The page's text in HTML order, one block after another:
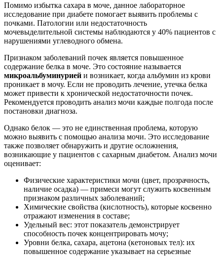
Помимо избытка сахара в моче, данное лабораторное
исследование при диабете помогает выявить проблемы с
почками. Патологии или недостаточность
мочевыделительной системы наблюдаются у 40% пациентов с
нарушениями углеводного обмена.
Признаком заболеваний почек является повышенное
содержание белка в моче. Это состояние называется
микроальбуминурией и возникает, когда альбумин из крови
проникает в мочу. Если не проводить лечение, утечка белка
может привести к хронической недостаточности почек.
Рекомендуется проводить анализ мочи каждые полгода после
постановки диагноза.
Однако белок — это не единственная проблема, которую
можно выявить с помощью анализа мочи. Это исследование
также позволяет обнаружить и другие осложнения,
возникающие у пациентов с сахарным диабетом. Анализ мочи
оценивает:
Физические характеристики мочи (цвет, прозрачность,
наличие осадка) — примеси могут служить косвенным
признаком различных заболеваний;
Химические свойства (кислотность), которые косвенно
отражают изменения в составе;
Удельный вес: этот показатель демонстрирует
способность почек концентрировать мочу;
Уровни белка, сахара, ацетона (кетоновых тел): их
повышенное содержание указывает на серьезные